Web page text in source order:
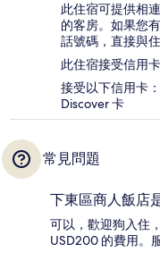
此住宿可提供相
的客房。如果您
話號碼，直接與住
此住宿接受信用
接受以下信用卡
Discover 卡
常見問題
下東區商人飯店
可以，歡迎狗入住
USD200 的費用。